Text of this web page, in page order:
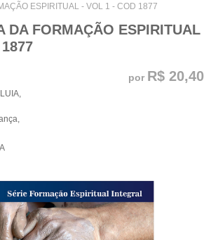
ESPIRITUAL - VOL 1 - COD 1877
DA FORMAÇÃO ESPIRITUAL
por R$ 20,40